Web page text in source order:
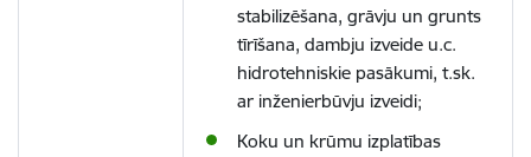
stabilizēšana, grāvju un grunts
tīrīšana, dambju izveide u.c.
hidrotehniskie pasākumi, t.sk.
ar inženierbūvju izveidi;
Koku un krūmu izplatības